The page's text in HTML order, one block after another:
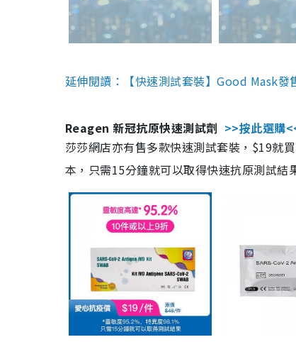
延伸閱讀：【快速測試套裝】Good Mask
Reagen 新冠抗原快速測試劑 >>按此選購
莎莎網店亦有售多款快速測試套裝，$19就
本，只需15分鐘就可以取得快速抗原測試結